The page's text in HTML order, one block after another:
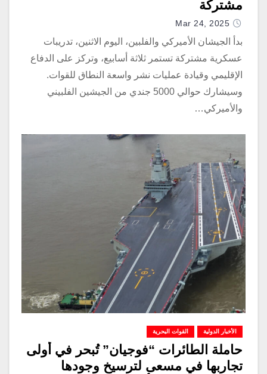
مشتركة
Mar 24, 2025
بدأ الجيشان الأميركي والفلبين، اليوم الاثنين، تدريبات
عسكرية مشتركة تستمر ثلاثة أسابيع، وتركز على الدفاع
الإقليمي وقيادة عمليات نشر واسعة النطاق للقوات.
وسيشارك حوالي 5000 جندي من الجيشين الفلبيني
والأميركي…
الأخبار الدولية القوات البحرية
حاملة الطائرات “فوجيان” تُبحر في أولى
تجاربها في مسعى لترسيخ وجودها